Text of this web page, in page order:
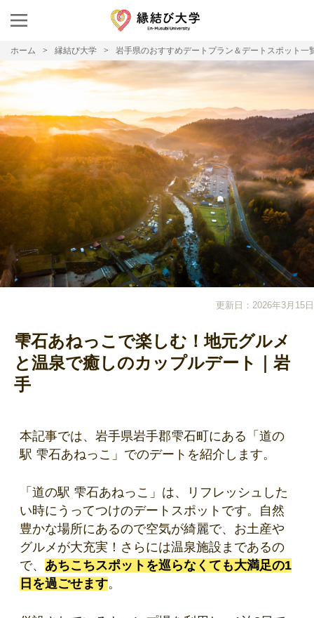
ホーム 縁結び大学 岩手県のおすすめデートプラン＆デートスポット一
更新日：2026年3月15日
雫石あねっこで楽しむ！地元グルメ
と温泉で癒しのカップルデート｜岩
手
本記事では、岩手県岩手郡雫石町にある「道の
駅 雫石あねっこ」でのデートを紹介します。
「道の駅 雫石あねっこ」は、リフレッシュした
い時にうってつけのデートスポットです。自然
豊かな場所にあるので空気が綺麗で、お土産や
グルメが大充実！さらには温泉施設まであるの
で、 あちこちスポットを巡らなくても大満足の1
日を過ごせます。